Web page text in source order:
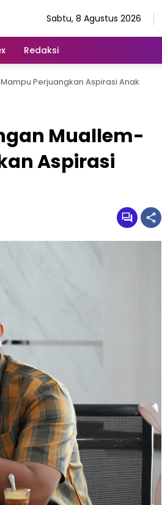
Sabtu, 8 Agustus 2026
Redaksi
Perjuangkan Aspirasi Anak
Muallem-
Aspirasi